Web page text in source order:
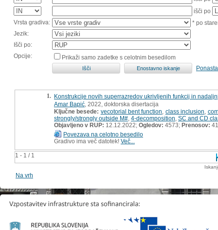
išči po
Vrsta gradiva:
* po
Jezik:
Išči po:
Opcije:
Prikaži samo zadetke s celotnim besedilom
1 - 1 / 1
1. Konstrukcije novih superrazredov ukrivljenih funkcij in
Amar Bapić , 2022, doktorska disertacija
Ključne besede: vecotorial bent function class inclusion
strongly/strongly outside M# 4-decomposition SC and CD
Objavljeno v RUP: 12.12.2022; Ogledov: 4573; Prenosov: 41
Povezava na celotno besedilo
Gradivo ima več datotek! Več...
Na vrh